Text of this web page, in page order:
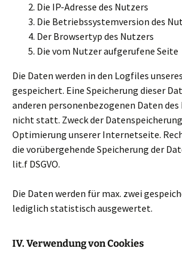
Die IP-Adresse des Nutzers
Die Betriebssystemversion des
Der Browsertyp des Nutzers
Die vom Nutzer aufgerufene Seite
Die Daten werden in den Logfiles
gespeichert. Eine Speicherung dieser
anderen personenbezogenen Daten
nicht statt. Zweck der
Optimierung unserer Internetseite.
die vorübergehende Speicherung der
lit.f DSGVO.
Die Daten werden für max. zwei
lediglich statistisch ausgewertet.
IV. Verwendung von Cookies